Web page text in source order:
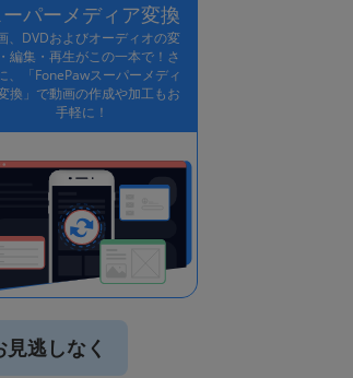
ーパーメディア変換
、DVDおよびオーディオの変
編集・再生がこの一本で！さ
、「FonePawスーパーメディ
換」で動画の作成や加工もお
手軽に！
見逃しなく